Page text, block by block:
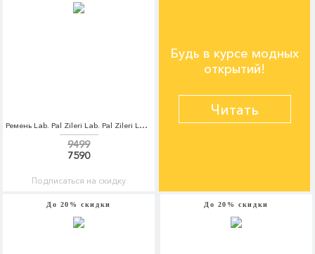
Ремень Lab. Pal Zileri Lab. Pal Zileri LA059DMCEJM2
9499
7590
Подписаться на скидку
Будь в курсе модных
открытий!
Читать
До 20% скидки До 20% скидки